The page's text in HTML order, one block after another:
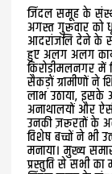
जिंदल समूह के
अगस्त गुरूवार को
आदरांजलि देने के
हुए अलग अलग
किरोड़ीमलनगर में
सैकड़ों ग्रामीणों ने
लाभ उठाया, इसके
अनाथालयों और
उनकी ज़रूरतों के
विशेष बच्चों ने भी
मनाया। मुख्य
प्रस्तुति से सभी का